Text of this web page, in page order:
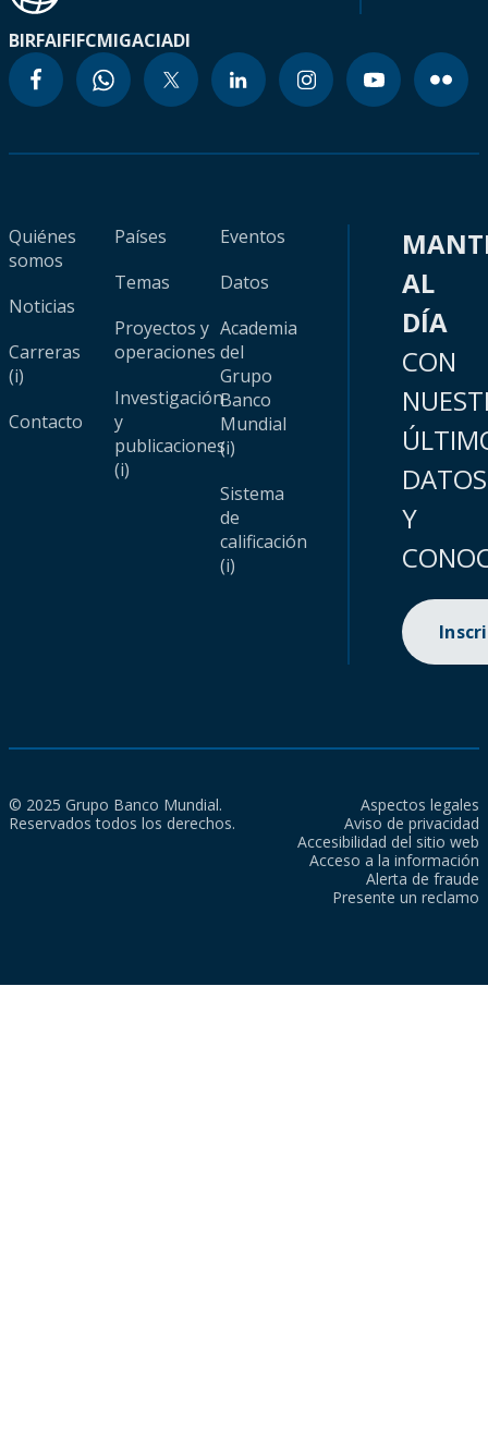
BIRFAIFIFCMIGACIADI
Quiénes
somos
Noticias
Carreras
(i)
Contacto
Países
Temas
Proyectos y
operaciones
Investigación
y
publicaciones
(i)
Eventos
Datos
Academia
del
Grupo
Banco
Mundial
(i)
Sistema
de
calificación
(i)
AL
DÍA
CON
DATOS
Y
© 2025 Grupo Banco Mundial.
Reservados todos los derechos.
Aspectos legales
Aviso de privacidad
Accesibilidad del sitio web
Acceso a la información
Alerta de fraude
Presente un reclamo